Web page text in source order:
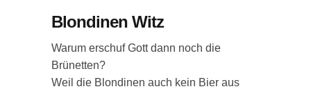
Blondinen Witz
Warum erschuf Gott dann noch die
Brünetten?
Weil die Blondinen auch kein Bier aus